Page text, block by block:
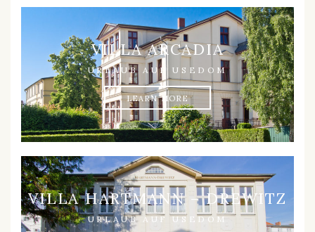
VILLA ARCADIA
URLAUB AUF USEDOM
LEARN MORE
VILLA HARTMANN – DREWITZ
URLAUB AUF USEDOM